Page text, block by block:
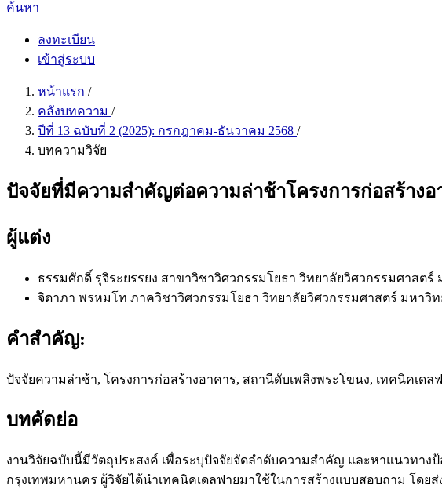
ค้นหา
ลงทะเบียน
เข้าสู่ระบบ
หน้าแรก /
คลังบทความ /
ปีที่ 13 ฉบับที่ 2 (2025): กรกฎาคม-ธันวาคม 2568 /
บทความวิจัย
ปัจจัยที่มีความสำคัญต่อความล่าช้าโครงการก่อสร้าง
ผู้แต่ง
ธรรมศักดิ์ รุจิระยรรยง สาขาวิชาวิศวกรรมโยธา วิทยาลัยวิศวกรรมศาสตร์
จิดาภา พรหมโท ภาควิชาวิศวกรรมโยธา วิทยาลัยวิศวกรรมศาสตร์ มหาวิท
คำสำคัญ:
ปัจจัยความล่าช้า, โครงการก่อสร้างอาคาร, สถานีดับเพลิงพระโขนง, เทคนิคเดล
บทคัดย่อ
งานวิจัยฉบับนี้มีวัตถุประสงค์ เพื่อระบุปัจจัยจัดลำดับความสำคัญ และหาแนวทา
กรุงเทพมหานคร ผู้วิจัยได้นำเทคนิคเดลฟายมาใช้ในการสร้างแบบสอบถาม โ